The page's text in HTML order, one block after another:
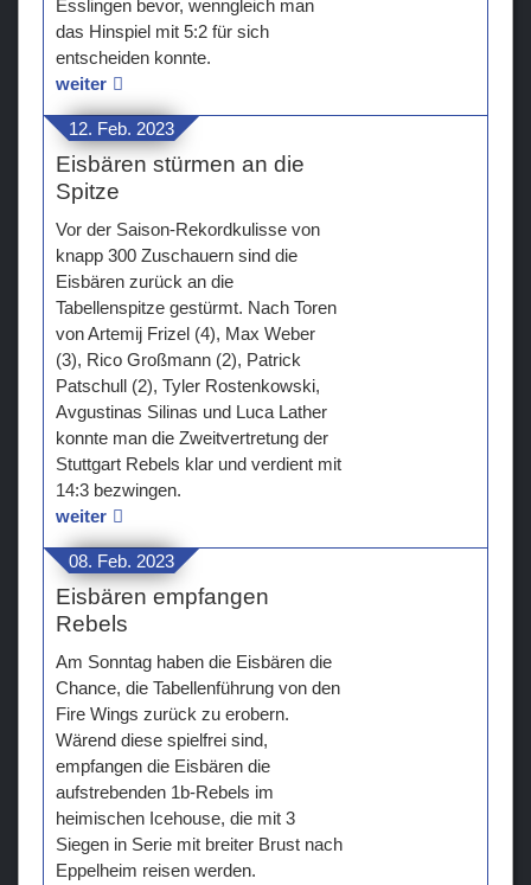
Esslingen bevor, wenngleich man
das Hinspiel mit 5:2 für sich
entscheiden konnte.
weiter
12. Feb. 2023
Eisbären stürmen an die
Spitze
Vor der Saison-Rekordkulisse von
knapp 300 Zuschauern sind die
Eisbären zurück an die
Tabellenspitze gestürmt. Nach Toren
von Artemij Frizel (4), Max Weber
(3), Rico Großmann (2), Patrick
Patschull (2), Tyler Rostenkowski,
Avgustinas Silinas und Luca Lather
konnte man die Zweitvertretung der
Stuttgart Rebels klar und verdient mit
14:3 bezwingen.
weiter
08. Feb. 2023
Eisbären empfangen
Rebels
Am Sonntag haben die Eisbären die
Chance, die Tabellenführung von den
Fire Wings zurück zu erobern.
Wärend diese spielfrei sind,
empfangen die Eisbären die
aufstrebenden 1b-Rebels im
heimischen Icehouse, die mit 3
Siegen in Serie mit breiter Brust nach
Eppelheim reisen werden.